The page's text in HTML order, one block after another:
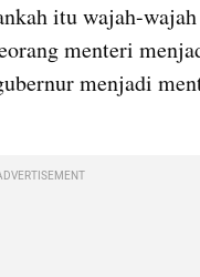
itu wajah-wajah
menteri
menjadi